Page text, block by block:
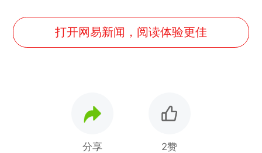
打开网易新闻，阅读体验更佳
分享 2赞